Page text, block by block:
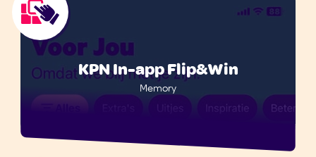
KPN In-app Flip&Win
Memory